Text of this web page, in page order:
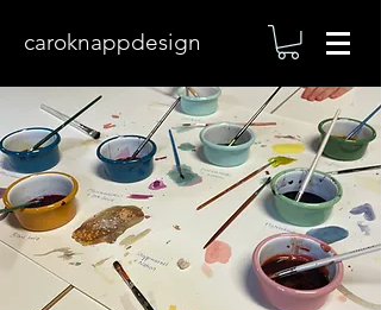
caroknappdesign